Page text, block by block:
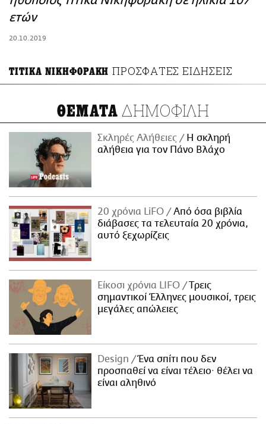
ΑΜΠΑ
ετών
20.10.2019
ΤΙΤΙΚΑ ΝΙΚΗΦΟΡΑΚΗ ΠΡΟΣΦΑΤΕΣ ΕΙΔΗΣΕΙΣ
ΘΕΜΑΤΑ ΔΗΜΟΦΙΛΗ
Σκληρές Αλήθειες
H σκληρή
αλήθεια για τον Πάνο Βλάχο
20 χρόνια LiFO
Από όσα βιβλία
διάβασες τα τελευταία 20 χρόνια,
αυτό ξεχωρίζεις
Είκοσι χρόνια LIFO
Tρεις
σημαντικοί Έλληνες μουσικοί, τρεις
μεγάλες απώλειες
Design
Ένα σπίτι που δεν
προσπαθεί να είναι τέλειο· θέλει να
είναι αληθινό